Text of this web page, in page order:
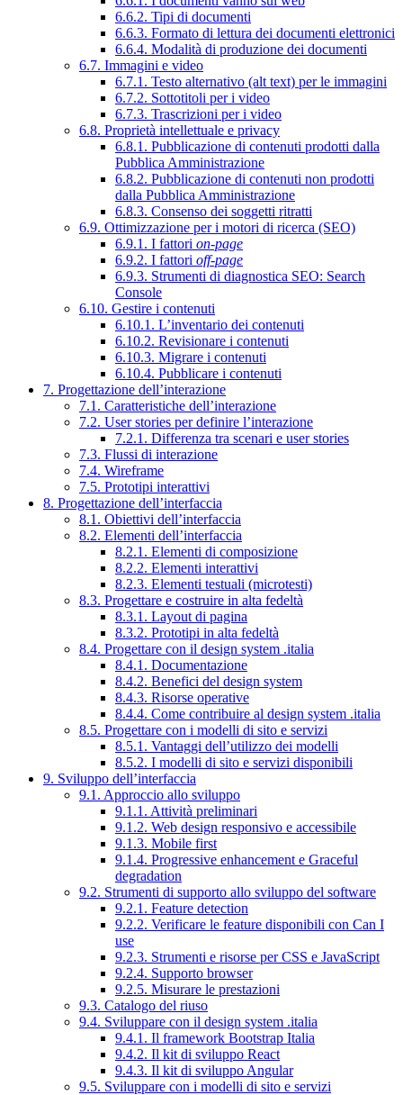
6.6.2. Tipi di documenti
6.6.3. Formato di lettura dei documenti elettronici
6.6.4. Modalità di produzione dei documenti
6.7. Immagini e video
6.7.1. Testo alternativo (alt text) per le immagini
6.7.2. Sottotitoli per i video
6.7.3. Trascrizioni per i video
6.8. Proprietà intellettuale e privacy
6.8.1. Pubblicazione di contenuti prodotti dalla
Pubblica Amministrazione
6.8.2. Pubblicazione di contenuti non prodotti
dalla Pubblica Amministrazione
6.8.3. Consenso dei soggetti ritratti
6.9. Ottimizzazione per i motori di ricerca (SEO)
6.9.1. I fattori on-page
6.9.2. I fattori off-page
6.9.3. Strumenti di diagnostica SEO: Search
Console
6.10. Gestire i contenuti
6.10.1. L’inventario dei contenuti
6.10.2. Revisionare i contenuti
6.10.3. Migrare i contenuti
6.10.4. Pubblicare i contenuti
7. Progettazione dell’interazione
7.1. Caratteristiche dell’interazione
7.2. User stories per definire l’interazione
7.2.1. Differenza tra scenari e user stories
7.3. Flussi di interazione
7.4. Wireframe
7.5. Prototipi interattivi
8. Progettazione dell’interfaccia
8.1. Obiettivi dell’interfaccia
8.2. Elementi dell’interfaccia
8.2.1. Elementi di composizione
8.2.2. Elementi interattivi
8.2.3. Elementi testuali (microtesti)
8.3. Progettare e costruire in alta fedeltà
8.3.1. Layout di pagina
8.3.2. Prototipi in alta fedeltà
8.4. Progettare con il design system .italia
8.4.1. Documentazione
8.4.2. Benefici del design system
8.4.3. Risorse operative
8.4.4. Come contribuire al design system .italia
8.5. Progettare con i modelli di sito e servizi
8.5.1. Vantaggi dell’utilizzo dei modelli
8.5.2. I modelli di sito e servizi disponibili
9. Sviluppo dell’interfaccia
9.1. Approccio allo sviluppo
9.1.1. Attività preliminari
9.1.2. Web design responsivo e accessibile
9.1.3. Mobile first
9.1.4. Progressive enhancement e Graceful
degradation
9.2. Strumenti di supporto allo sviluppo del software
9.2.1. Feature detection
9.2.2. Verificare le feature disponibili con Can I
use
9.2.3. Strumenti e risorse per CSS e JavaScript
9.2.4. Supporto browser
9.2.5. Misurare le prestazioni
9.3. Catalogo del riuso
9.4. Sviluppare con il design system .italia
9.4.1. Il framework Bootstrap Italia
9.4.2. Il kit di sviluppo React
9.4.3. Il kit di sviluppo Angular
9.5. Sviluppare con i modelli di sito e servizi